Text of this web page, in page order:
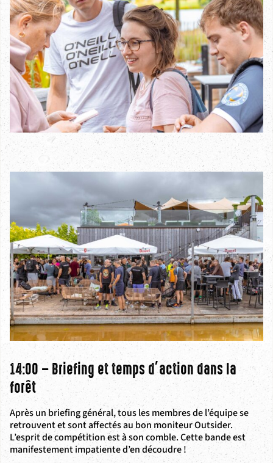
14:00 – Briefing et temps d’action dans la
forêt
Après un briefing général, tous les membres de l’équipe se
retrouvent et sont affectés au bon moniteur Outsider.
L’esprit de compétition est à son comble. Cette bande est
manifestement impatiente d’en découdre !